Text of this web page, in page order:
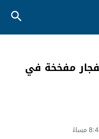
مفخخة في